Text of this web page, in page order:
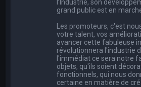
l’Industrie, son
grand public est en
Les promoteurs, c'est
votre talent, vos
avancer cette fabuleuse
révolutionnera l'industrie
l'immédiat ce sera notre
objets, qu'ils soient
fonctionnels, qui nous
certaine en matière de